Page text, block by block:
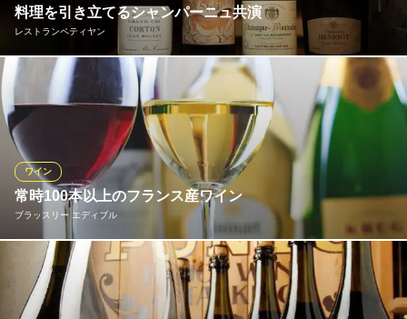
地中海料理 DA・MEO・PATAKA（ダメオパタカ） 吉祥寺
南欧料理
ＪＲ中央線吉祥寺駅 徒歩12分
東京都武蔵野市吉祥寺本町3-10-2 エスカイヤ吉祥寺1F
料理を引き立てるシャンパーニュ共演
レストランペティヤン
店名の通り、キラキラと輝く泡が美しいシャンパーニュを豊富に
取り揃えております。繊細な泡立ちと芳醇な香りは、前菜からメ
イン料理まで幅広く寄り添います。お料理との最高のマリアージ
ュをご提案いたしますので、ぜひグラスを片手に、弾けるような
喜びを感じる美食のひとときをお楽しみください。
レストランペティヤン
吉祥寺 フレンチ
ＪＲ中央線吉祥寺駅 徒歩17分
東京都武蔵野市吉祥寺本町4-26-15 エクレール吉祥寺1F
常時100本以上のフランス産ワイン
ブラッスリー エディブル
ワイン
全てフランス産のワインを使用し、シャンパンからデザートワイ
ンまで多彩なラインナップ。お気軽にソムリエにお好みをお尋ね
下さい！グラスワインは常時６種類。きっとご満足頂けるワイン